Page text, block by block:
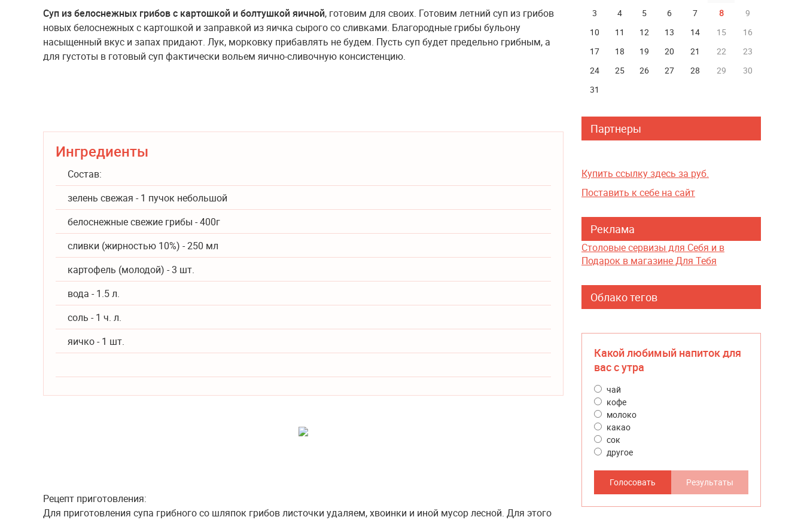
Суп из белоснежных грибов с картошкой и болтушкой яичной, готовим для своих. Готовим летний суп из грибов
новых белоснежных с картошкой и заправкой из яичка сырого со сливками. Благородные грибы бульону
насыщенный вкус и запах придают. Лук, морковку прибавлять не будем. Пусть суп будет предельно грибным, а
для густоты в готовый суп фактически вольем яично-сливочную консистенцию.
Ингредиенты
Состав:
зелень свежая - 1 пучок небольшой
белоснежные свежие грибы - 400г
сливки (жирностью 10%) - 250 мл
картофель (молодой) - 3 шт.
вода - 1.5 л.
соль - 1 ч. л.
яичко - 1 шт.
Рецепт приготовления:
Для приготовления супа грибного со шляпок грибов листочки удаляем, хвоинки и иной мусор лесной. Для этого
3
4 5 6 7 8
9
10
11 12 13 14 15
16
17
18 19 20 21 22
23
24
25 26 27 28 29
30
31
Партнеры
Купить ссылку здесь за руб.
Поставить к себе на сайт
Реклама
Столовые сервизы для Себя и в
Подарок в магазине Для Тебя
Облако тегов
Какой любимый напиток для
вас с утра
чай
кофе
молоко
какао
сок
другое
Голосовать Результаты